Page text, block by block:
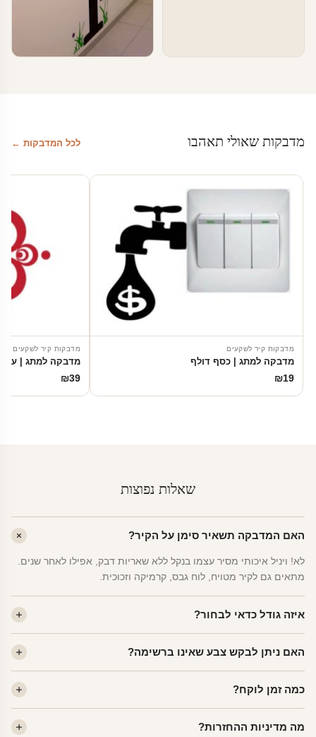
מדבקות שאולי תאהבו לכל המדבקות ←
מדבקות קיר לשקעים
מדבקה למתג | כסף דולף
₪19
מדבקות קיר לשקעים
מדבקה למתג |
₪39
שאלות נפוצות
האם המדבקה תשאיר סימן על הקיר?
לא! ויניל איכותי מסיר עצמו בנקל ללא שאריות דבק, אפילו לאחר שנים.
מתאים גם לקיר מטויח, לוח גבס, קרמיקה וזכוכית.
איזה גודל כדאי לבחור?
שינה של מבוגרים — L. לפינה קטנה — S.
האם ניתן לבקש צבע שאינו ברשימה?
הצבעים זמינים ללא תוספת מחיר.
כמה זמן לוקח?
14:00 — יצאו באותו יום.
מה מדיניות ההחזרות?